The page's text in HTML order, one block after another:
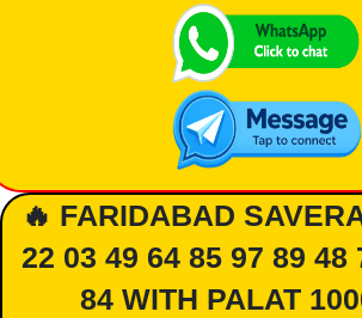
🔥 FARIDABAD
22 03 49 64 85 97 89 48
84 WITH PALAT